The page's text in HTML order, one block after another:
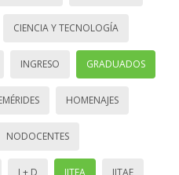
CIENCIA Y TECNOLOGÍA
INGRESO GRADUADOS
HOMENAJES
NODOCENTES